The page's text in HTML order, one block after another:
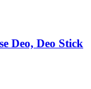
Deo, Deo Stick